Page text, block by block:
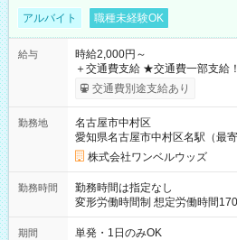
アルバイト 職種未経験OK
給与
時給2,000円～
＋交通費支給 ★交通費一部支給！ ┗1日500円を超えた分は全額
支給！ ※往復500円以内の方は自己負
OK！（規定あり） ┗働いたそ
期間なし
交通費別途支給あり
勤務地
名古屋市中村区
愛知県名古屋市中村区名駅（最
株式会社ワンベルウッズ
勤務時間
勤務時間は指定なし
変形労働時間制 想定労働時間170時間/月 ☆シフト
10/26 全日共通 08：00～12：
～9/19のみ下記シフトもあります！
期間 単発・1日のみOK